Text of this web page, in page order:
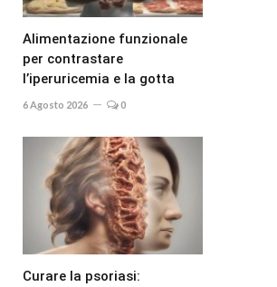
Alimentazione funzionale
per contrastare
l’iperuricemia e la gotta
6 Agosto 2026 0
Curare la psoriasi: